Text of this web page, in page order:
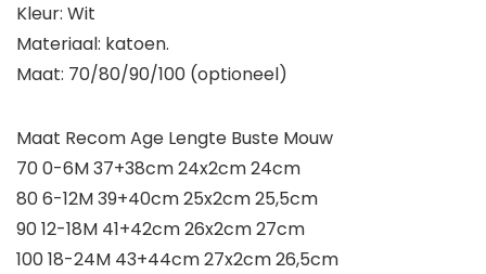
Kleur: Wit
Materiaal: katoen.
Maat: 70/80/90/100 (optioneel)
Maat Recom Age Lengte Buste Mouw
70 0-6M 37+38cm 24x2cm 24cm
80 6-12M 39+40cm 25x2cm 25,5cm
90 12-18M 41+42cm 26x2cm 27cm
100 18-24M 43+44cm 27x2cm 26,5cm